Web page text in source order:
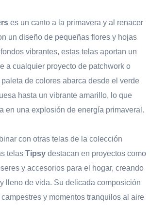
es un canto a la primavera y al renacer
un diseño de pequeñas flores y hojas
vibrantes, estas telas aportan un
a cualquier proyecto de patchwork o
de colores abarca desde el verde
hasta un vibrante amarillo, lo que
en una explosión de energía primaveral.
con otras telas de la colección
telas Tipsy destacan en proyectos como
y accesorios para el hogar, creando
lleno de vida. Su delicada composición
y momentos tranquilos al aire